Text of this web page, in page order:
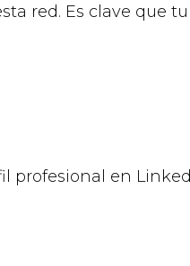
red. Es clave que
en